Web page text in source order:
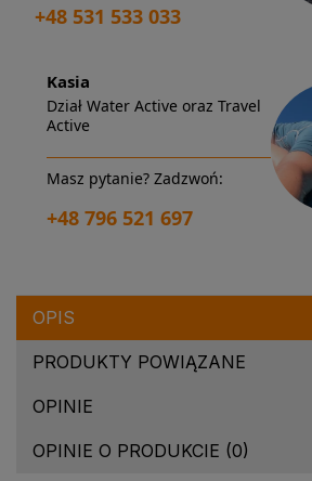
+48 531 533 033
Kasia
Dział Water Active oraz Travel
Active
Masz pytanie? Zadzwoń:
+48 796 521 697
OPIS
PRODUKTY POWIĄZANE
OPINIE
OPINIE O PRODUKCIE (0)